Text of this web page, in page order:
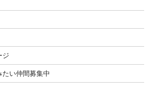
ジ
い仲間募集中